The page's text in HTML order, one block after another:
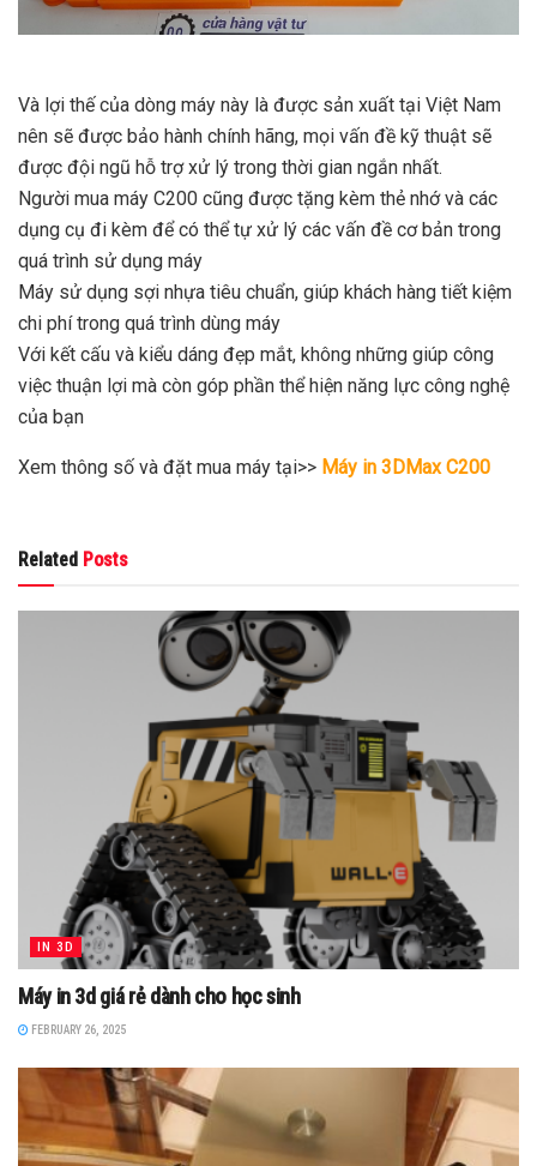
Và lợi thế của dòng máy này là được sản xuất tại Việt Nam
nên sẽ được bảo hành chính hãng, mọi vấn đề kỹ thuật sẽ
được đội ngũ hỗ trợ xử lý trong thời gian ngắn nhất.
Người mua máy C200 cũng được tặng kèm thẻ nhớ và các
dụng cụ đi kèm để có thể tự xử lý các vấn đề cơ bản trong
quá trình sử dụng máy
Máy sử dụng sợi nhựa tiêu chuẩn, giúp khách hàng tiết kiệm
chi phí trong quá trình dùng máy
Với kết cấu và kiểu dáng đẹp mắt, không những giúp công
việc thuận lợi mà còn góp phần thể hiện năng lực công nghệ
của bạn
Xem thông số và đặt mua máy tại>> Máy in 3DMax C200
Related Posts
IN 3D
Máy in 3d giá rẻ dành cho học sinh
FEBRUARY 26, 2025